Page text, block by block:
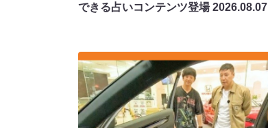
できる占いコンテンツ登場2026.08.07